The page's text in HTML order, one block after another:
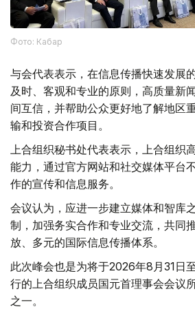
Фото: Кабар
与会代表表示，在信息传播快速发展
及时、客观和专业的原则，高质量新
间互信，并帮助公众更好地了解地区
输和投资合作项目。
上合组织秘书处代表表示，上合组织
能力，通过官方网站和社交媒体平台
作的宣传和信息服务。
会议认为，应进一步建立媒体和智库
制，加强务实合作和专业交流，共同
放、多元的国际信息传播体系。
此次峰会也是为将于2026年8月31日
行的上合组织成员国元首理事会会议
之一。